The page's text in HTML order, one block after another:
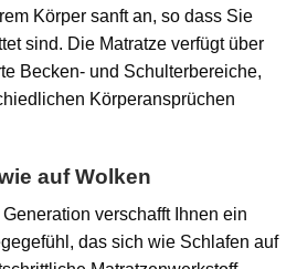
Körper sanft an, so dass Sie
sind. Die Matratze verfügt über
Becken- und Schulterbereiche,
Körperansprüchen
auf Wolken
verschafft Ihnen ein
das sich wie Schlafen auf